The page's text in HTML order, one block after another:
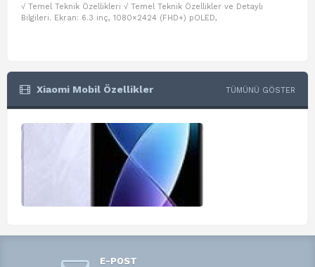
√ Temel Teknik Özellikleri √ Temel Teknik Özellikler ve Detaylı
Bilgileri. Ekran: 6.3 inç, 1080×2424 (FHD+) pOLED,
Xiaomi Mobil Özellikler TÜMÜNÜ GÖSTER
E-POST